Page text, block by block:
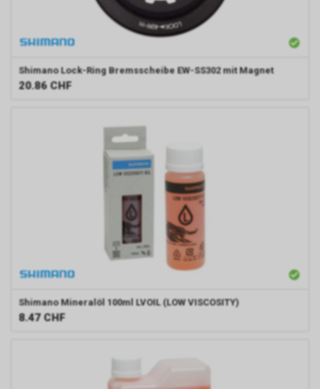
Shimano Lock-Ring Bremsscheibe EW-SS302 mit Magnet
20.86 CHF
Shimano Mineralöl 100ml LVOIL (LOW VISCOSITY)
8.47 CHF